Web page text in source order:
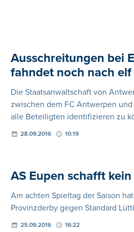
Ausschreitungen bei
fahndet noch nach
Die Staatsanwaltschaft von
zwischen dem FC Antwerpen
alle Beteiligten identifizieren zu
28.09.2016 10:19
AS Eupen schafft
Am achten Spieltag der Saison
Provinzderby gegen Standard
25.09.2016 16:22